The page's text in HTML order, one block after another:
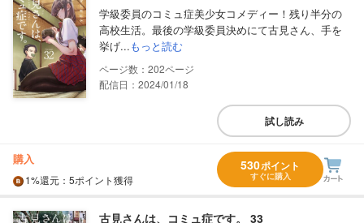
学級委員のコミュ症美少女コメディー！残り半分の
高校生活。最後の学級委員決めにて古見さん、手を
挙げ...もっと読む
202
配信日：2024/01/18
試し読み
購入
1%還元 ：5ポイント獲得
530ポイント
すぐに購入
古見さんは、コミュ症です。 33